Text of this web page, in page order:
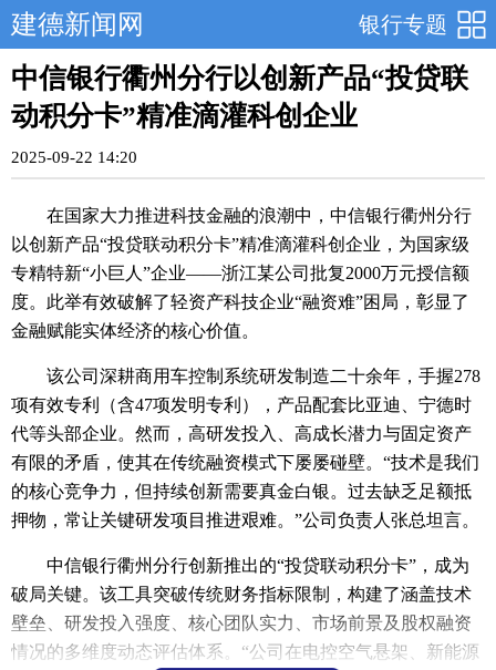
银行专题
建德新闻网
中信银行衢州分行以创新产品“投贷联
动积分卡”精准滴灌科创企业
2025-09-22 14:20
在国家大力推进科技金融的浪潮中，中信银行衢州分行
以创新产品“投贷联动积分卡”精准滴灌科创企业，为国家级
专精特新“小巨人”企业——浙江某公司批复2000万元授信额
度。此举有效破解了轻资产科技企业“融资难”困局，彰显了
金融赋能实体经济的核心价值。
该公司深耕商用车控制系统研发制造二十余年，手握278
项有效专利（含47项发明专利），产品配套比亚迪、宁德时
代等头部企业。然而，高研发投入、高成长潜力与固定资产
有限的矛盾，使其在传统融资模式下屡屡碰壁。“技术是我们
的核心竞争力，但持续创新需要真金白银。过去缺乏足额抵
押物，常让关键研发项目推进艰难。”公司负责人张总坦言。
中信银行衢州分行创新推出的“投贷联动积分卡”，成为
破局关键。该工具突破传统财务指标限制，构建了涵盖技术
壁垒、研发投入强度、核心团队实力、市场前景及股权融资
情况的多维度动态评估体系。“公司在电控空气悬架、新能源